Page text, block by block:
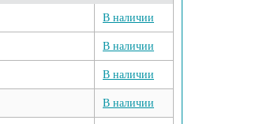
В наличии
В наличии
В наличии
В наличии